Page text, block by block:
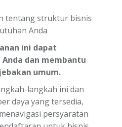
tentang struktur bisnis
Anda
ini dapat
dan membantu
umum.
langkah ini dan
daya yang tersedia,
persyaratan